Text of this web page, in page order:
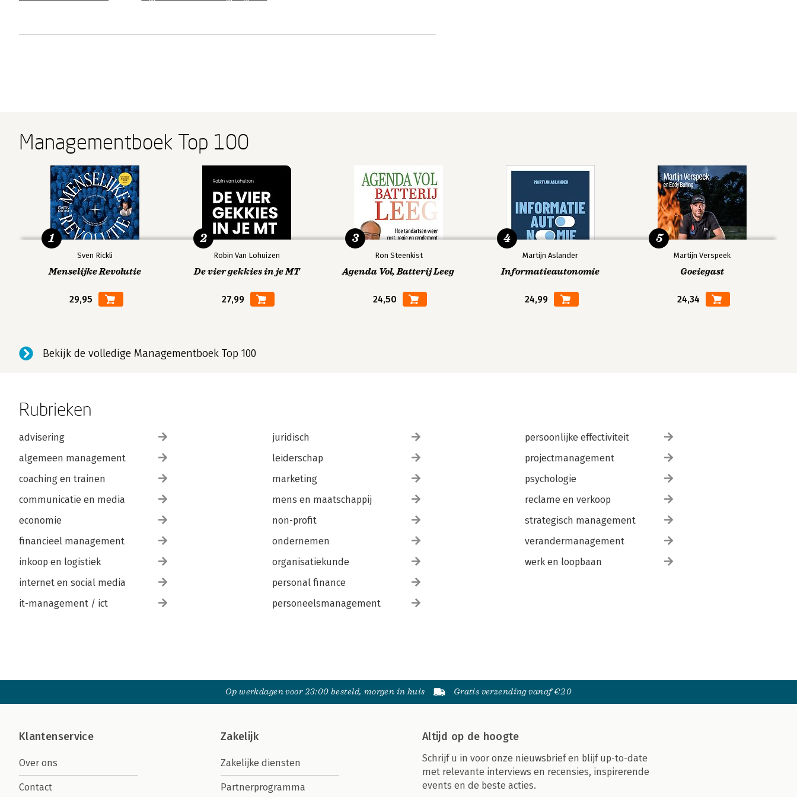
Managementboek Top 100
Sven Rickli
Menselijke Revolutie
29,95
1
Robin Van Lohuizen
De vier gekkies in je MT
27,99
2
Ron Steenkist
Agenda Vol, Batterij Leeg
24,50
3
Martijn Aslander
Informatieautonomie
24,99
4
Martijn Verspeek
Goeiegast
24,34
5
Bekijk de volledige Managementboek Top 100
Rubrieken
advisering
algemeen management
coaching en trainen
communicatie en media
economie
financieel management
inkoop en logistiek
internet en social media
it-management / ict
juridisch
leiderschap
marketing
mens en maatschappij
non-profit
ondernemen
organisatiekunde
personal finance
personeelsmanagement
persoonlijke effectiviteit
projectmanagement
psychologie
reclame en verkoop
strategisch management
verandermanagement
werk en loopbaan
Op werkdagen voor 23:00 besteld, morgen in huis Gratis verzending vanaf €20
Klantenservice
Over ons
Contact
Zakelijk
Zakelijke diensten
Partnerprogramma
Altijd op de hoogte
Schrijf u in voor onze nieuwsbrief en blijf up-to-date
met relevante interviews en recensies, inspirerende
events en de beste acties.